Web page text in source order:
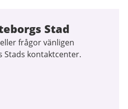
Stad
frågor vänligen
Stads kontaktcenter.